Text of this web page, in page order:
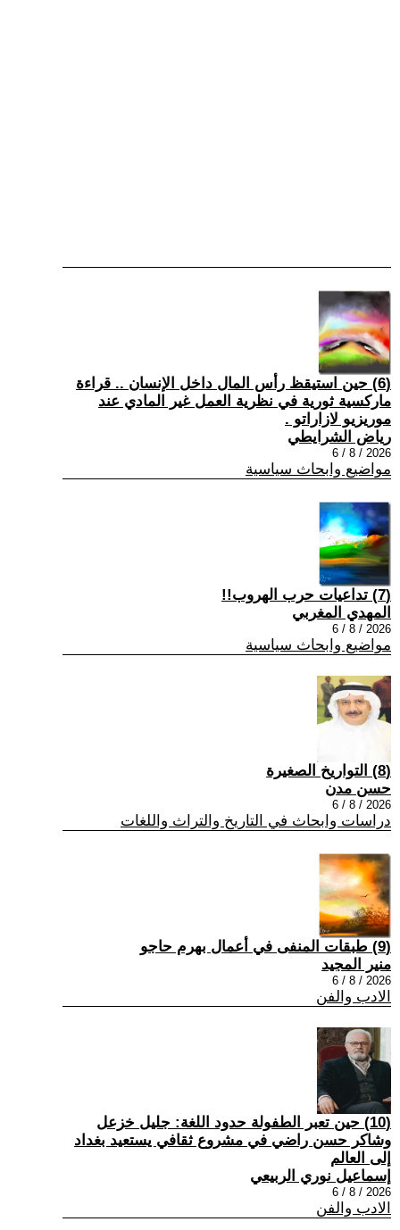
(6) حين استيقظ رأس المال داخل الإنسان .. قراءة
ماركسية ثورية في نظرية العمل غير المادي عند
موريزيو لازاراتو .
رياض الشرايطي
2026 / 8 / 6
مواضيع وابحاث سياسية
(7) تداعيات حرب الهروب!!
المهدي المغربي
2026 / 8 / 6
مواضيع وابحاث سياسية
(8) التواريخ الصغيرة
حسن مدن
2026 / 8 / 6
دراسات وابحاث في التاريخ والتراث واللغات
(9) طبقات المنفى في أعمال بهرم حاجو
منير المجيد
2026 / 8 / 6
الادب والفن
(10) حين تعبر الطفولة حدود اللغة: جليل خزعل
وشاكر حسن راضي في مشروع ثقافي يستعيد بغداد
إلى العالم
إسماعيل نوري الربيعي
2026 / 8 / 6
الادب والفن